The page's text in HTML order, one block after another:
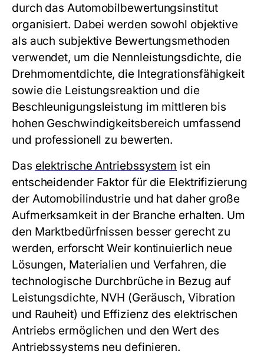
durch das Automobilbewertungsinstitut
organisiert. Dabei werden sowohl objektive
als auch subjektive Bewertungsmethoden
verwendet, um die Nennleistungsdichte, die
Drehmomentdichte, die Integrationsfähigkeit
sowie die Leistungsreaktion und die
Beschleunigungsleistung im mittleren bis
hohen Geschwindigkeitsbereich umfassend
und professionell zu bewerten.
Das elektrische Antriebssystem ist ein
entscheidender Faktor für die Elektrifizierung
der Automobilindustrie und hat daher große
Aufmerksamkeit in der Branche erhalten. Um
den Marktbedürfnissen besser gerecht zu
werden, erforscht Weir kontinuierlich neue
Lösungen, Materialien und Verfahren, die
technologische Durchbrüche in Bezug auf
Leistungsdichte, NVH (Geräusch, Vibration
und Rauheit) und Effizienz des elektrischen
Antriebs ermöglichen und den Wert des
Antriebssystems neu definieren.